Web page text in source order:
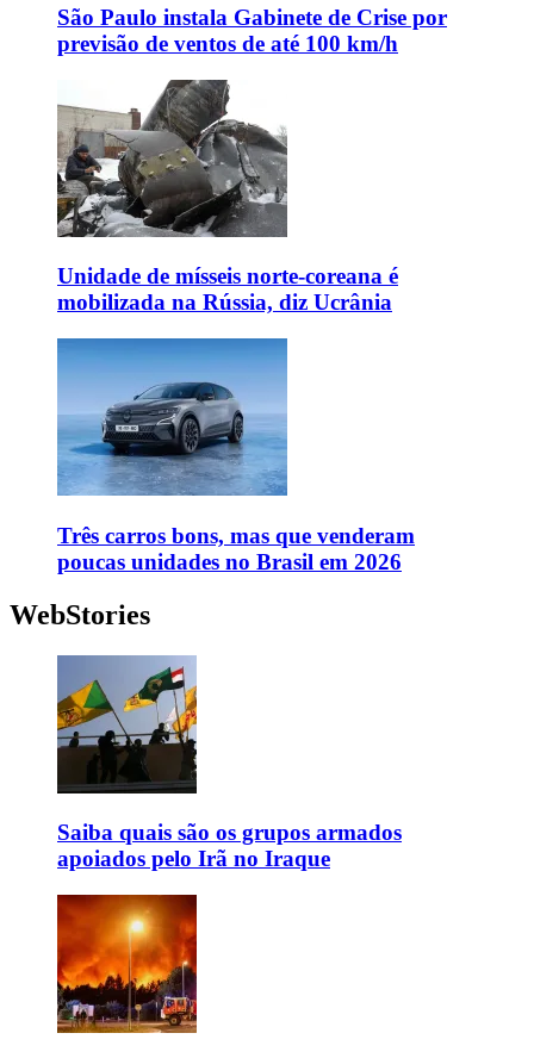
São Paulo instala Gabinete de Crise por
previsão de ventos de até 100 km/h
Unidade de mísseis norte-coreana é
mobilizada na Rússia, diz Ucrânia
Três carros bons, mas que venderam
poucas unidades no Brasil em 2026
WebStories
Saiba quais são os grupos armados
apoiados pelo Irã no Iraque